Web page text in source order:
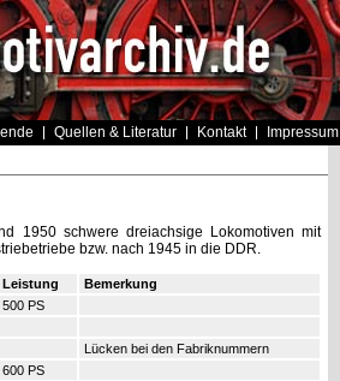
Quellen & Literatur Kontakt Impressum
1950 schwere dreiachsige Lokomotiven mit
bzw. nach 1945 in die DDR.
Leistung
Bemerkung
500 PS
Lücken bei den Fabriknummern
600 PS